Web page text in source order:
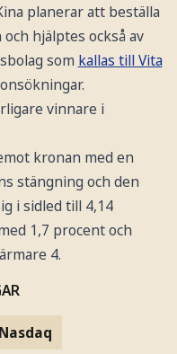
planerar att beställa
hjälptes också av
som kallas till Vita
vinnare i
kronan med en
stängning och den
i sidled till 4,14
1,7 procent och
4.
Nasdaq